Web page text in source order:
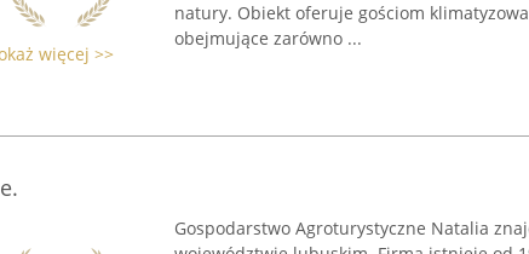
więcej >>
natury. Obiekt oferuje gościom
obejmujące zarówno ...
Gospodarstwo Agroturystyczne Natalia